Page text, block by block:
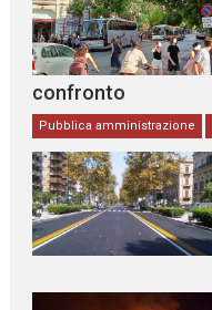
confronto
Pubblica amministrazione